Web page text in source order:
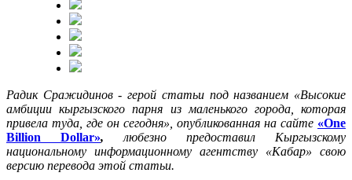
Радик Сражидинов - герой статьи под названием «Высокие
амбиции кыргызского парня из маленького города, которая
привела туда, где он сегодня», опубликованная на сайте «One
Billion Dollar», любезно предоставил Кыргызскому
национальному информационному агентству «Кабар» свою
версию перевода этой статьи.